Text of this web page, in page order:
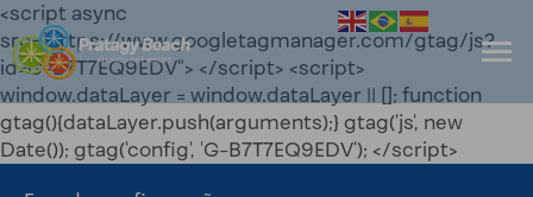
<script async
src="https://www.googletagmanager.com/gtag/js?
id=G-B7T7EQ9EDV"> </script> <script>
window.dataLayer = window.dataLayer || []; function
gtag(){dataLayer.push(arguments);} gtag('js', new
Date()); gtag('config', 'G-B7T7EQ9EDV'); </script>